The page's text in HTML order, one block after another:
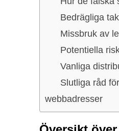
Bedrägliga
Missbruk av
Potentiella
Vanliga
Slutliga råd
webbadresser